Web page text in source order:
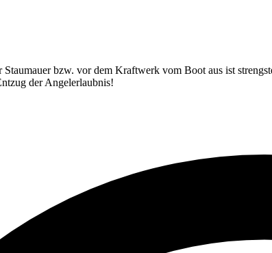
bzw. vor dem Kraftwerk vom Boot aus ist
der Angelerlaubnis!